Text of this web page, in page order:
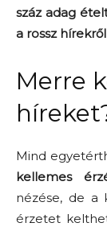
száz adag
a rossz
Merre
Mind
kellemes
nézése, de a
érzetet